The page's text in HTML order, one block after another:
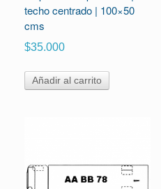
techo centrado | 100×50
cms
$35.000
Añadir al carrito